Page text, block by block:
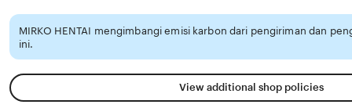
MIRKO HENTAI mengimbangi emisi karbon dari pengiriman dan
ini.
View additional shop policies